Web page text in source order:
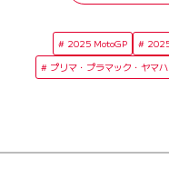
2025 MotoGP
プリマ・プラマック・ヤマハ